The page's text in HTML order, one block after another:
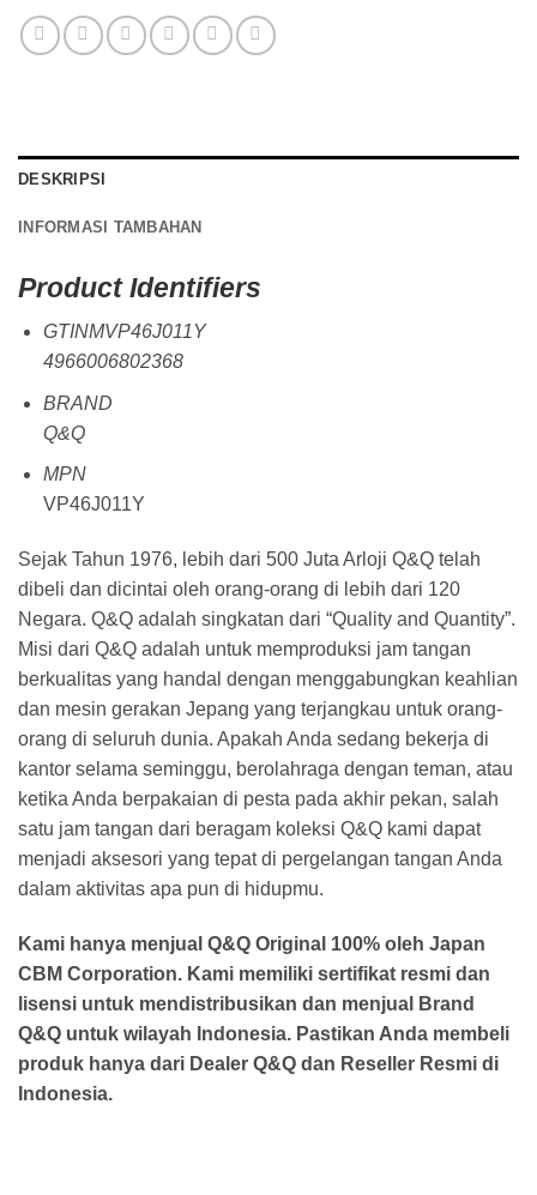
DESKRIPSI
INFORMASI TAMBAHAN
Product Identifiers
GTINMVP46J011Y
4966006802368
BRAND
Q&Q
MPN
VP46J011Y
Sejak Tahun 1976, lebih dari 500 Juta Arloji Q&Q telah
dibeli dan dicintai oleh orang-orang di lebih dari 120
Negara. Q&Q adalah singkatan dari “Quality and Quantity”.
Misi dari Q&Q adalah untuk memproduksi jam tangan
berkualitas yang handal dengan menggabungkan keahlian
dan mesin gerakan Jepang yang terjangkau untuk orang-
orang di seluruh dunia. Apakah Anda sedang bekerja di
kantor selama seminggu, berolahraga dengan teman, atau
ketika Anda berpakaian di pesta pada akhir pekan, salah
satu jam tangan dari beragam koleksi Q&Q kami dapat
menjadi aksesori yang tepat di pergelangan tangan Anda
dalam aktivitas apa pun di hidupmu.
Kami hanya menjual Q&Q Original 100% oleh Japan
CBM Corporation. Kami memiliki sertifikat resmi dan
lisensi untuk mendistribusikan dan menjual Brand
Q&Q untuk wilayah Indonesia. Pastikan Anda membeli
produk hanya dari Dealer Q&Q dan Reseller Resmi di
Indonesia.